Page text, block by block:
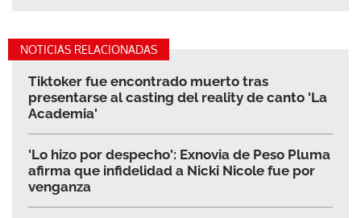
NOTICIAS RELACIONADAS
Tiktoker fue encontrado muerto tras
presentarse al casting del reality de canto 'La
Academia'
'Lo hizo por despecho': Exnovia de Peso Pluma
afirma que infidelidad a Nicki Nicole fue por
venganza